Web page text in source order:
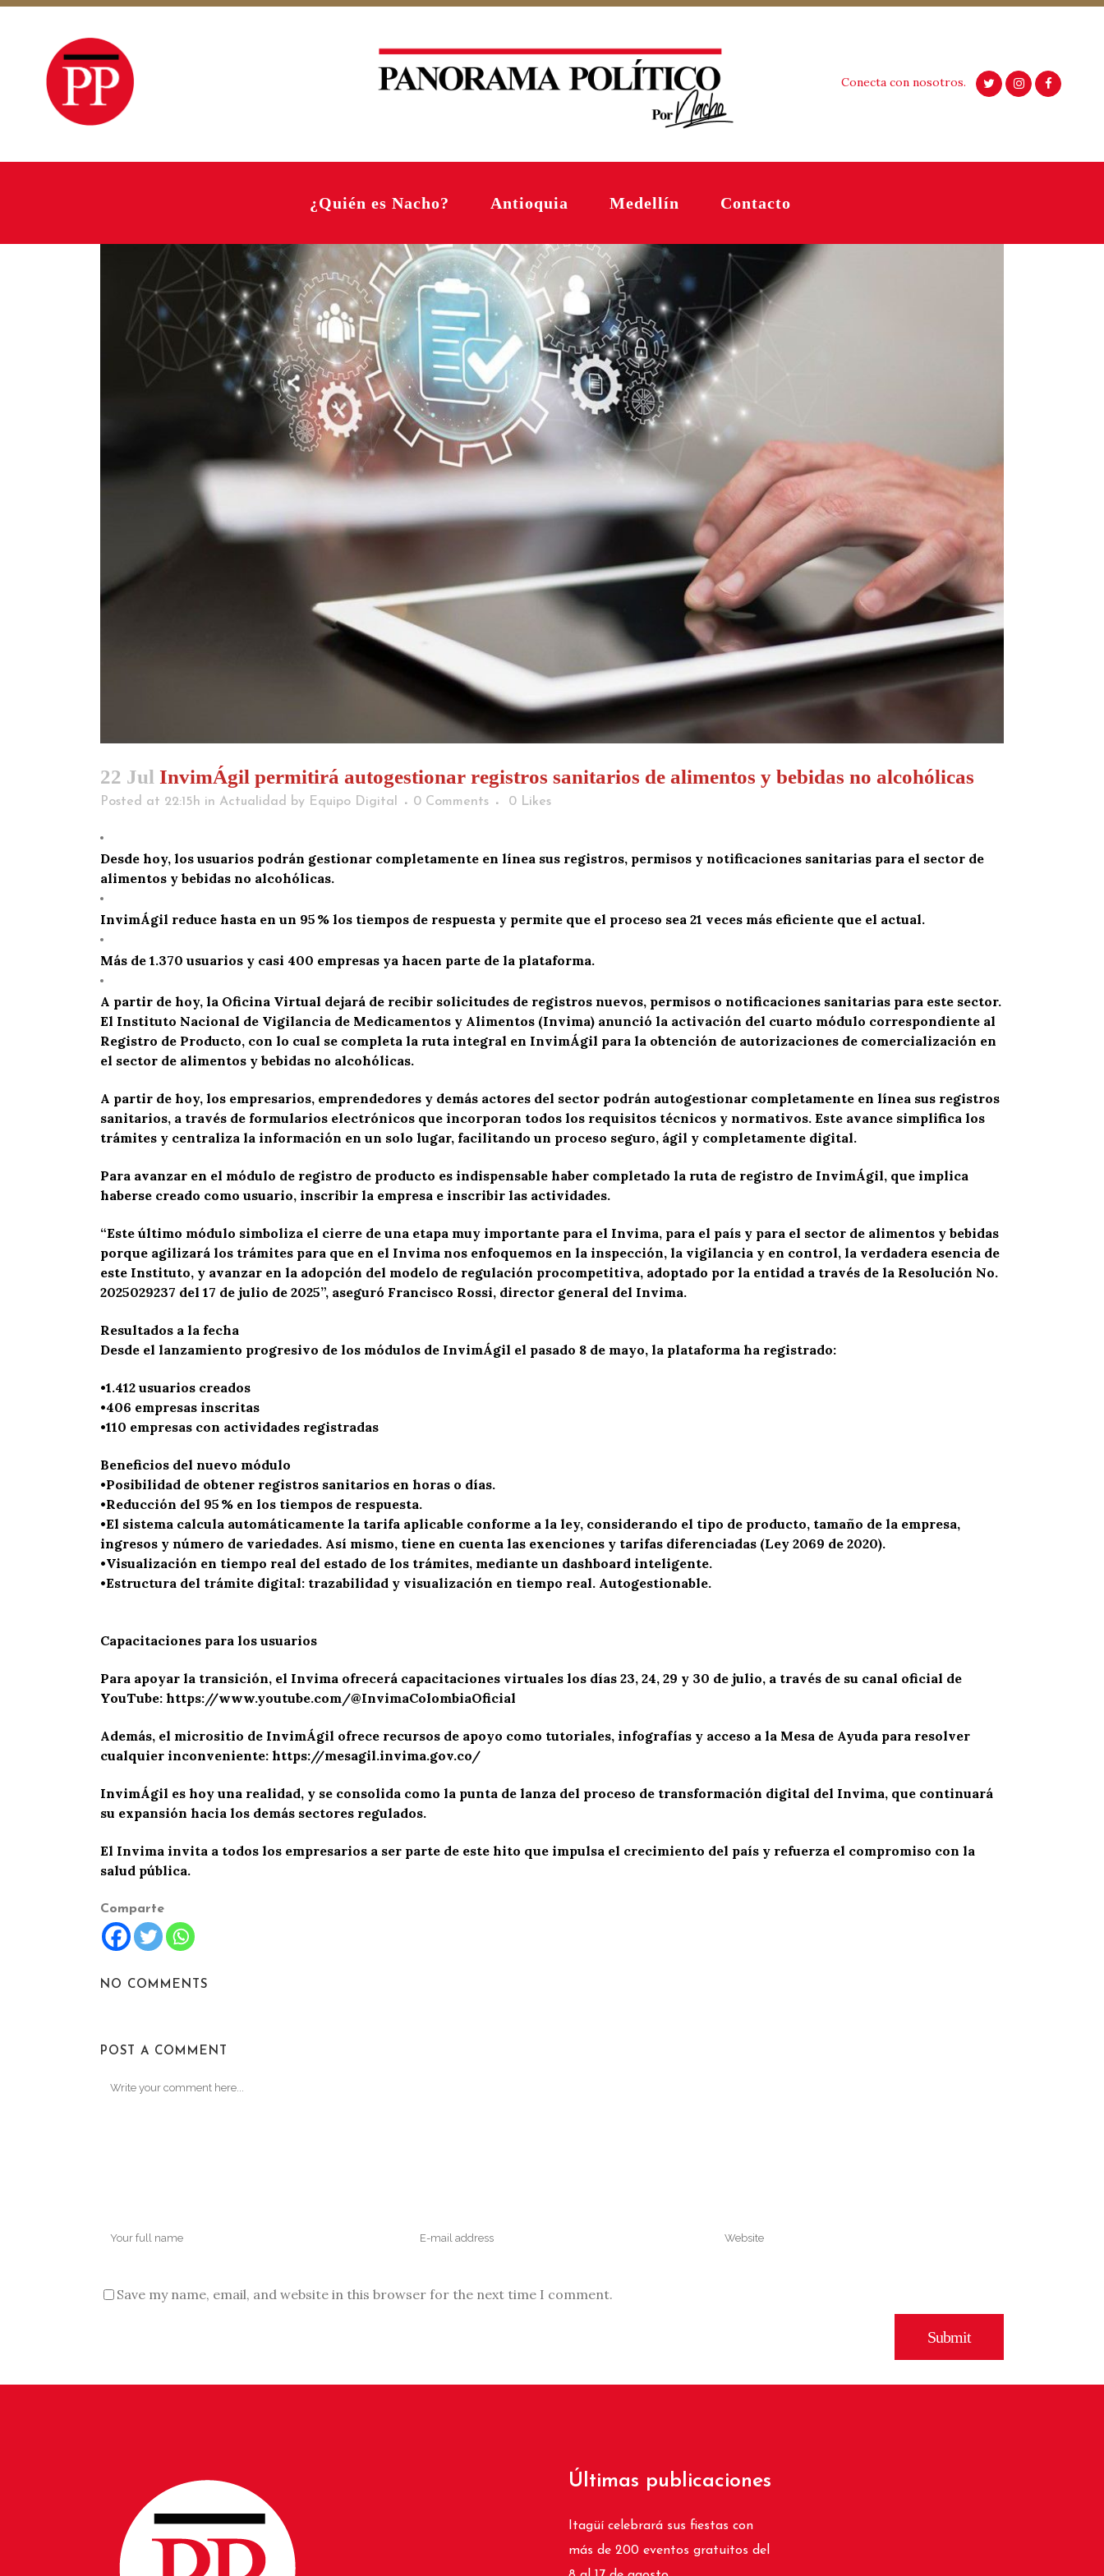
Conecta con nosotros.
¿Quién es Nacho? Antioquia Medellín Contacto
22 Jul InvimÁgil permitirá autogestionar registros sanitarios de alimentos y bebidas no alcohólicas
Posted at 22:15h in Actualidad by Equipo Digital 0 Comments 0 Likes
Desde hoy, los usuarios podrán gestionar completamente en línea sus registros, permisos y notificaciones sanitarias para el sector de
alimentos y bebidas no alcohólicas.
InvimÁgil reduce hasta en un 95 % los tiempos de respuesta y permite que el proceso sea 21 veces más eficiente que el actual.
Más de 1.370 usuarios y casi 400 empresas ya hacen parte de la plataforma.
A partir de hoy, la Oficina Virtual dejará de recibir solicitudes de registros nuevos, permisos o notificaciones sanitarias para este sector.
El Instituto Nacional de Vigilancia de Medicamentos y Alimentos (Invima) anunció la activación del cuarto módulo correspondiente al
Registro de Producto, con lo cual se completa la ruta integral en InvimÁgil para la obtención de autorizaciones de comercialización en
el sector de alimentos y bebidas no alcohólicas.
A partir de hoy, los empresarios, emprendedores y demás actores del sector podrán autogestionar completamente en línea sus registros
sanitarios, a través de formularios electrónicos que incorporan todos los requisitos técnicos y normativos. Este avance simplifica los
trámites y centraliza la información en un solo lugar, facilitando un proceso seguro, ágil y completamente digital.
Para avanzar en el módulo de registro de producto es indispensable haber completado la ruta de registro de InvimÁgil, que implica
haberse creado como usuario, inscribir la empresa e inscribir las actividades.
“Este último módulo simboliza el cierre de una etapa muy importante para el Invima, para el país y para el sector de alimentos y bebidas
porque agilizará los trámites para que en el Invima nos enfoquemos en la inspección, la vigilancia y en control, la verdadera esencia de
este Instituto, y avanzar en la adopción del modelo de regulación procompetitiva, adoptado por la entidad a través de la Resolución No.
2025029237 del 17 de julio de 2025”, aseguró Francisco Rossi, director general del Invima.
Resultados a la fecha
Desde el lanzamiento progresivo de los módulos de InvimÁgil el pasado 8 de mayo, la plataforma ha registrado:
•1.412 usuarios creados
•406 empresas inscritas
•110 empresas con actividades registradas
Beneficios del nuevo módulo
•Posibilidad de obtener registros sanitarios en horas o días.
•Reducción del 95 % en los tiempos de respuesta.
•El sistema calcula automáticamente la tarifa aplicable conforme a la ley, considerando el tipo de producto, tamaño de la empresa,
ingresos y número de variedades. Así mismo, tiene en cuenta las exenciones y tarifas diferenciadas (Ley 2069 de 2020).
•Visualización en tiempo real del estado de los trámites, mediante un dashboard inteligente.
•Estructura del trámite digital: trazabilidad y visualización en tiempo real. Autogestionable.
Capacitaciones para los usuarios
Para apoyar la transición, el Invima ofrecerá capacitaciones virtuales los días 23, 24, 29 y 30 de julio, a través de su canal oficial de
YouTube: https://www.youtube.com/@InvimaColombiaOficial
Además, el micrositio de InvimÁgil ofrece recursos de apoyo como tutoriales, infografías y acceso a la Mesa de Ayuda para resolver
cualquier inconveniente: https://mesagil.invima.gov.co/
InvimÁgil es hoy una realidad, y se consolida como la punta de lanza del proceso de transformación digital del Invima, que continuará
su expansión hacia los demás sectores regulados.
El Invima invita a todos los empresarios a ser parte de este hito que impulsa el crecimiento del país y refuerza el compromiso con la
salud pública.
Comparte
NO COMMENTS
POST A COMMENT
Save my name, email, and website in this browser for the next time I comment.
Últimas publicaciones
Itagüí celebrará sus fiestas con
más de 200 eventos gratuitos del